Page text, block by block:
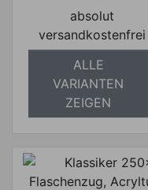
absolut
versandkostenfrei
ALLE
VARIANTEN
ZEIGEN